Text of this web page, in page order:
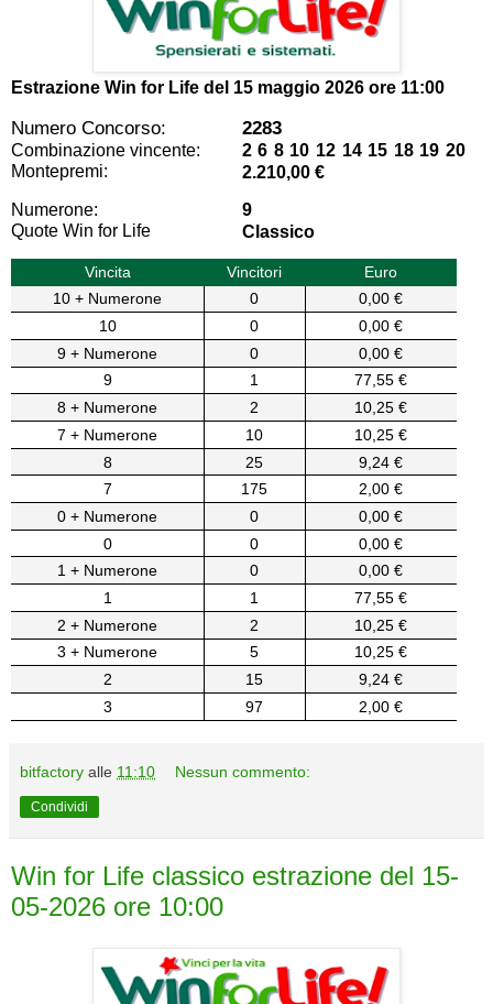
Estrazione Win for Life del 15 maggio 2026 ore 11:00
Numero Concorso: 2283
Combinazione vincente:
2 6 8 10 12 14 15 18 19 20
Montepremi:
2.210,00 €
Numerone:
9
Quote Win for Life
Classico
Vincita Vincitori
Euro
10 + Numerone
0
0,00 €
10
0
0,00 €
9 + Numerone
0
0,00 €
9
1
77,55 €
8 + Numerone
2
10,25 €
7 + Numerone
10
10,25 €
8
25
9,24 €
7
175
2,00 €
0 + Numerone
0
0,00 €
0
0
0,00 €
1 + Numerone
0
0,00 €
1
1
77,55 €
2 + Numerone
2
10,25 €
3 + Numerone
5
10,25 €
2
15
9,24 €
3
97 2,00 €
bitfactory alle 11:10 Nessun commento:
Condividi
Win for Life classico estrazione del 15-
05-2026 ore 10:00